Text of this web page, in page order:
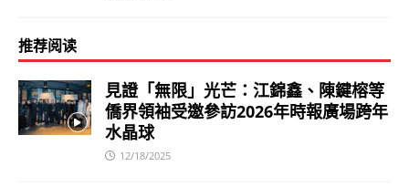
推荐阅读
見證「無限」光芒：江錦鑫、陳鍵榕等
僑界領袖受邀參訪2026年時報廣場跨年
水晶球
12/18/2025